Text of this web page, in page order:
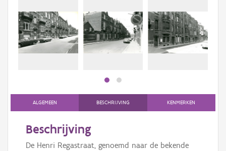
Gebeurtenis
Persoon of collectief
AanmeldenALGEMEEN BESCHRIJVING KENMERKEN
Beschrijving
De Henri Regastraat, genoemd naar de bekende